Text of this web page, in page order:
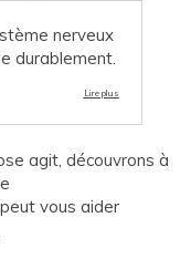
nerveux
durablement.
Lire plus
agit, découvrons à
vous aider